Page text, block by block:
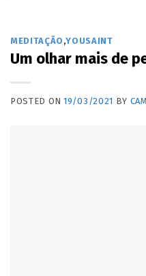
MEDITAÇÃO ,YOUSAINT
Um olhar mais de
POSTED ON19/03/2021 BY